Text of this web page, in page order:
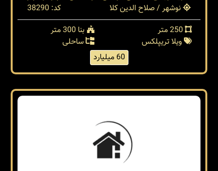
نوشهر / صلاح الدین کلا
کد: 38290
بنا 300 متر
ویلا تریپلکس
ساحلی
60 میلیارد